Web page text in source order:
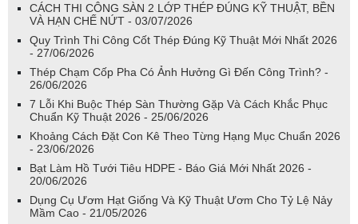
CÁCH THI CÔNG SÀN 2 LỚP THÉP ĐÚNG KỸ THUẬT, BỀN
VÀ HẠN CHẾ NỨT - 03/07/2026
Quy Trình Thi Công Cốt Thép Đúng Kỹ Thuật Mới Nhất 2026
- 27/06/2026
Thép Chạm Cốp Pha Có Ảnh Hưởng Gì Đến Công Trình? -
26/06/2026
7 Lỗi Khi Buộc Thép Sàn Thường Gặp Và Cách Khắc Phục
Chuẩn Kỹ Thuật 2026 - 25/06/2026
Khoảng Cách Đặt Con Kê Theo Từng Hạng Mục Chuẩn 2026
- 23/06/2026
Bạt Làm Hồ Tưới Tiêu HDPE - Báo Giá Mới Nhất 2026 -
20/06/2026
Dụng Cụ Ươm Hạt Giống Và Kỹ Thuật Ươm Cho Tỷ Lệ Nảy
Mầm Cao - 21/05/2026